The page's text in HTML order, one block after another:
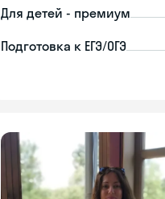
Для детей - премиум
Подготовка к ЕГЭ/ОГЭ